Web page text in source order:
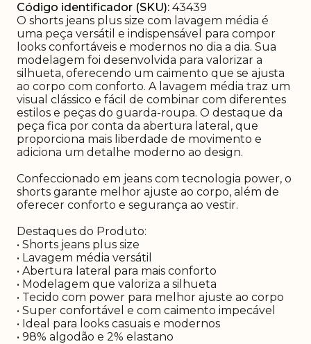
Código identificador (SKU): 43439
O shorts jeans plus size com lavagem média é
uma peça versátil e indispensável para compor
looks confortáveis e modernos no dia a dia. Sua
modelagem foi desenvolvida para valorizar a
silhueta, oferecendo um caimento que se ajusta
ao corpo com conforto. A lavagem média traz um
visual clássico e fácil de combinar com diferentes
estilos e peças do guarda-roupa. O destaque da
peça fica por conta da abertura lateral, que
proporciona mais liberdade de movimento e
adiciona um detalhe moderno ao design.
Confeccionado em jeans com tecnologia power, o
shorts garante melhor ajuste ao corpo, além de
oferecer conforto e segurança ao vestir.
Destaques do Produto:
• Shorts jeans plus size
• Lavagem média versátil
• Abertura lateral para mais conforto
• Modelagem que valoriza a silhueta
• Tecido com power para melhor ajuste ao corpo
• Super confortável e com caimento impecável
• Ideal para looks casuais e modernos
• 98% algodão e 2% elastano